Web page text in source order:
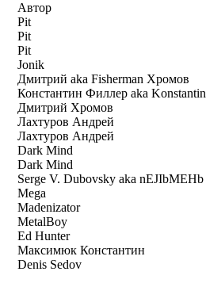
Автор
Pit
Pit
Pit
Jonik
Дмитрий aka Fisherman Хромов
Константин Филлер aka Konstantin
Дмитрий Хромов
Лахтуров Андрей
Лахтуров Андрей
Dark Mind
Dark Mind
Serge V. Dubovsky aka nEJIbMEHb
Mega
Madenizator
MetalBoy
Ed Hunter
Максимюк Константин
Denis Sedov